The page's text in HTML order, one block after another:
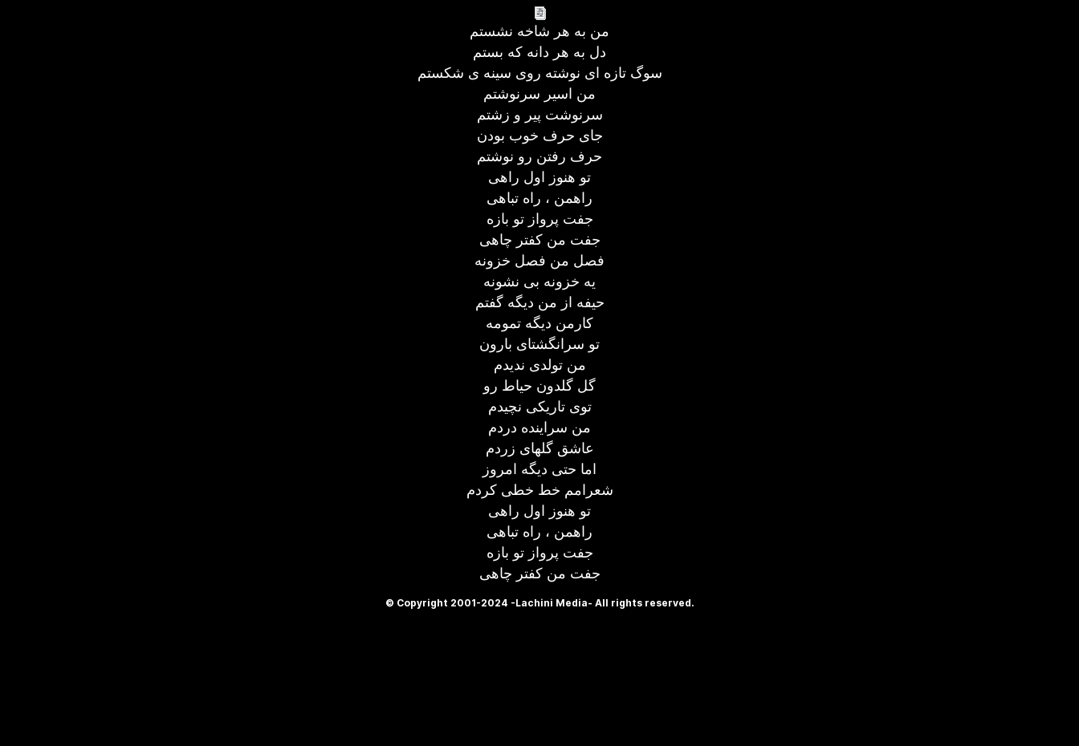
من به هر شاخه نشستم
دل به هر دانه که بستم
سوگ تازه ای نوشته روی سینه ی شکستم
من اسیر سرنوشتم
سرنوشت پیر و زشتم
جای حرف خوب بودن
حرف رفتن رو نوشتم
تو هنوز اول راهی
راهمن ، راه تباهی
جفت پرواز تو بازه
جفت من کفتر چاهی
فصل من فصل خزونه
یه خزونه بی نشونه
حیفه از من دیگه گفتم
کارمن دیگه تمومه
تو سرانگشتای بارون
من تولدی ندیدم
گل گلدون حیاط رو
توی تاریکی نچیدم
من سراینده دردم
عاشق گلهای زردم
اما حتی دیگه امروز
شعرامم خط خطی کردم
تو هنوز اول راهی
راهمن ، راه تباهی
جفت پرواز تو بازه
جفت من کفتر چاهی
© Copyright 2001-2024 -Lachini Media- All rights reserved.